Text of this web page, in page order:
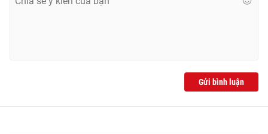
Gửi bình luận